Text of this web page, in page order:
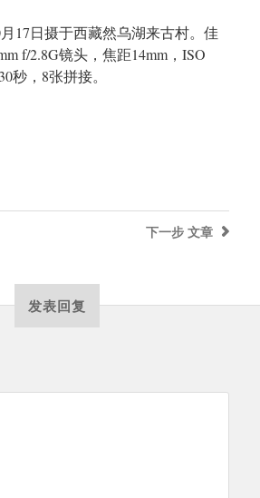
17日摄于西藏然乌湖来古村。佳
f/2.8G镜头，焦距14mm，ISO
秒，8张拼接。
下一步 文章
发表回复